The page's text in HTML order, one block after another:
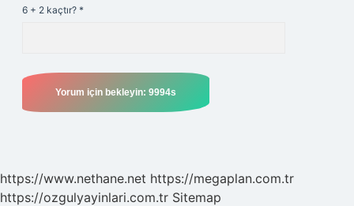
6 + 2 kaçtır? *
https://www.nethane.net https://megaplan.com.tr
https://ozgulyayinlari.com.tr Sitemap